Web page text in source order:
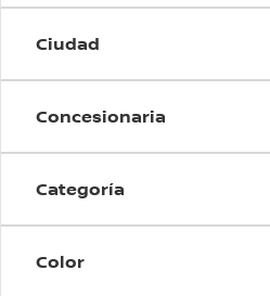
Ciudad
Concesionaria
Categoría
Color